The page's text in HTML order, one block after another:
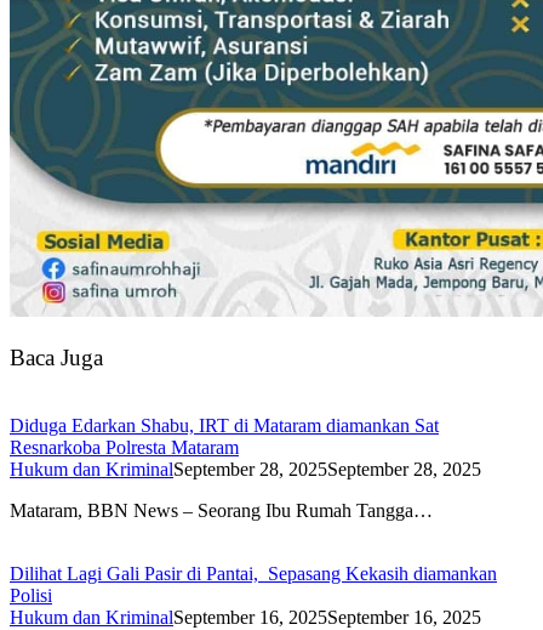
Baca Juga
Diduga Edarkan Shabu, IRT di Mataram diamankan Sat
Resnarkoba Polresta Mataram
Hukum dan KriminalSeptember 28, 2025September 28, 2025
Mataram, BBN News – Seorang Ibu Rumah Tangga…
Dilihat Lagi Gali Pasir di Pantai, Sepasang Kekasih diamankan
Polisi
Hukum dan KriminalSeptember 16, 2025September 16, 2025